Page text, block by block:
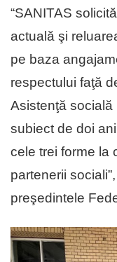
“SANITAS
actuală şi
pe baza
respectului faţă
Asistenţă
subiect de doi
cele trei forme la
partenerii
preşedintele